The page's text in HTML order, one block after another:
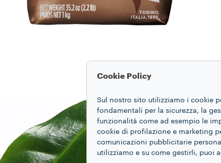
Cookie Policy
Sul nostro sito utilizziamo i cookie
fondamentali per la sicurezza, la
funzionalità come ad esempio le
cookie di profilazione e marketing
comunicazioni pubblicitarie
utilizziamo e su come gestirli, puoi